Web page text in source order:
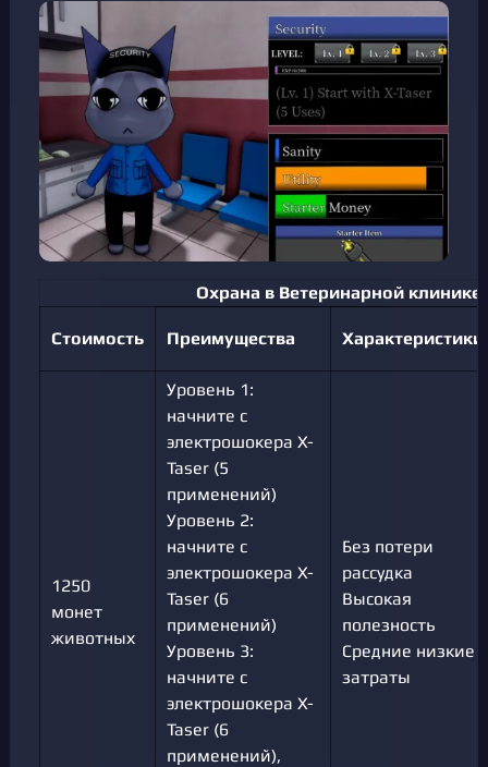
Охрана в Ветеринарной клинике
Стоимость Преимущества Характеристики
1250
монет
животных
Уровень 1:
начните с
электрошокера X-
Taser (5
применений)
Уровень 2:
начните с
электрошокера X-
Taser (6
применений)
Уровень 3:
начните с
электрошокера X-
Taser (6
применений),
Без потери
рассудка
Высокая
полезность
Средние низкие
затраты